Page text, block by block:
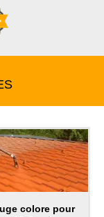
colore pour